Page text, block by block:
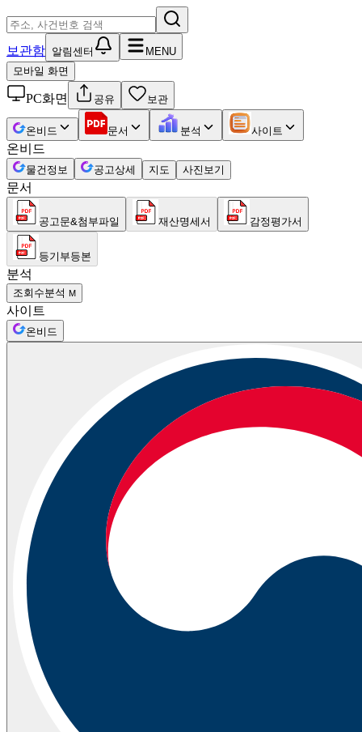
보관함 알림센터
MENU
모바일 화면
PC화면 공유 보관
온비드 문서 분석 사이트
온비드
물건정보 공고상세 지도 사진보기
문서
공고문&첨부파일 재산명세서 감정평가서
등기부등본
분석
조회수분석 M
사이트
온비드